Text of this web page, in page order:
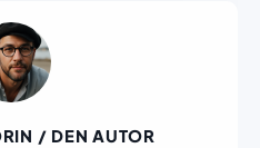
/ DEN AUTOR